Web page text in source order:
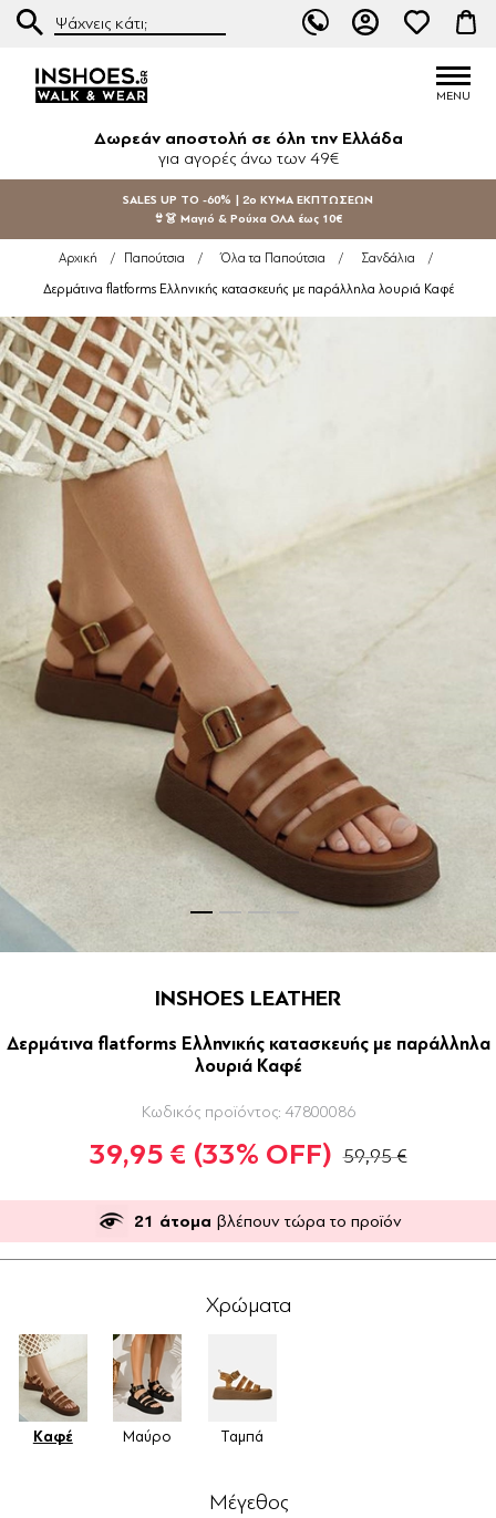
Δωρεάν αποστολή σε όλη την Ελλάδα
για αγορές άνω των 49€
SALES UP TO -60% | 2ο ΚΥΜΑ ΕΚΠΤΩΣΕΩΝ
👙👗 Μαγιό & Ρούχα ΟΛΑ έως 10€
Αρχική / Παπούτσια / Όλα τα Παπούτσια / Σανδάλια /
Δερμάτινα flatforms Ελληνικής κατασκευής με παράλληλα λουριά Καφέ
INSHOES LEATHER
Δερμάτινα flatforms Ελληνικής κατασκευής με παράλληλα
λουριά Καφέ
Κωδικός προϊόντος: 47800086
39,95 € (33% OFF) 59,95 €
21 άτομα βλέπουν τώρα το προϊόν
Χρώματα
Καφέ Μαύρο Ταμπά
Μέγεθος